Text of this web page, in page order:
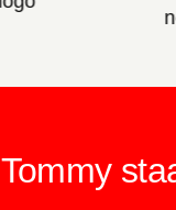
Tommy